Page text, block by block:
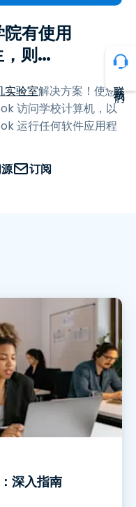
有使用
则…
实验室解决方案！使您
访问学校计算机，以
运行任何软件应用程
订阅
深入指南